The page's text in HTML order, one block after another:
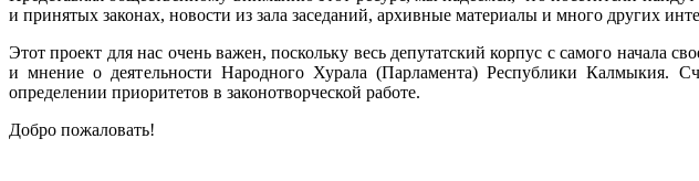
и принятых законах, новости из зала заседаний, архивные материалы и много других
Этот проект для нас очень важен, поскольку весь депутатский корпус с самого
и мнение о деятельности Народного Хурала (Парламента) Республики Калмыкия.
определении приоритетов в законотворческой работе.
Добро пожаловать!